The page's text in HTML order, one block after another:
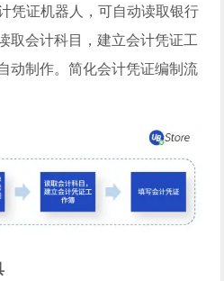
证机器人，可自动读取银行
取会计科目，建立会计凭证工
动制作。简化会计凭证编制流